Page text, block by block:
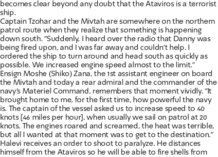
becomes clear beyond any doubt that the Ataviros is a terrorist
ship.
Captain Tzohar and the Mivtah are somewhere on the northern
patrol route when they realize that something is happening
down south. "Suddenly, I heard over the radio that Danny was
being fired upon, and I was far away and couldn't help. I
ordered the ship to turn around and head south as quickly as
possible. We increased engine speed almost to the limit."
Ensign Moshe (Shiko) Zana, the 1st assistant engineer on board
the Mivtah and today a rear admiral and the commander of the
navy's Materiel Command, remembers that moment vividly. "It
brought home to me, for the first time, how powerful the navy
is. The captain of the vessel asked us to increase speed to 40
knots [46 miles per hour], when usually we sail on patrol at 20
knots. The engines roared and screamed, the heat was terrible,
but all I wanted at that moment was to get to the destination."
Halevi receives an order to shoot to paralyze. He distances
himself from the Ataviros so he will be able to fire shells from